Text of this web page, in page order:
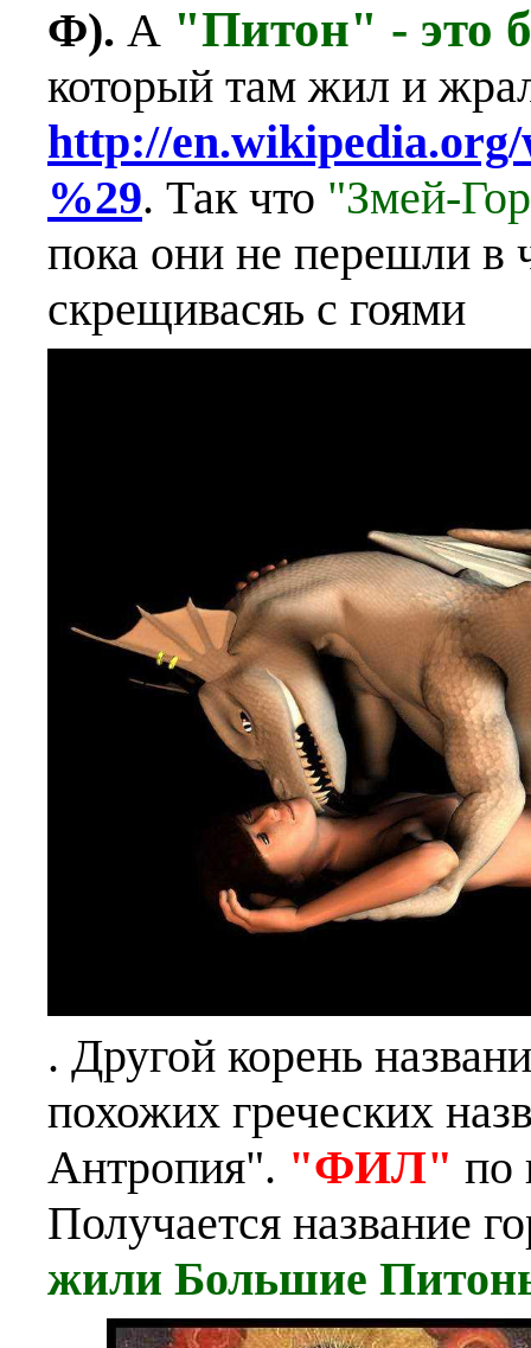
Ф). А "Питон" - это
который там жил и
http://
%29. Так что "Змей-
пока они не перешли в
скрещивасяь с гоями
. Другой корень
похожих греческих
Антропия". "ФИЛ" по
Получается название
жили Большие